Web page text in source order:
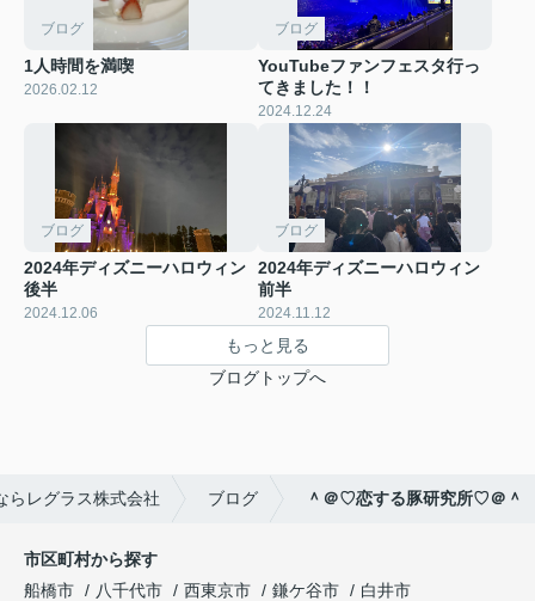
ブログ
1人時間を満喫
2026.02.12
ブログ
YouTubeファンフェスタ行っ
てきました！！
2024.12.24
ブログ
2024年ディズニーハロウィン
後半
2024.12.06
ブログ
2024年ディズニーハロウィン
前半
2024.11.12
もっと見る
ブログトップへ
らレグラス株式会社 ブログ ＾＠♡恋する豚研究所♡＠＾
市区町村から探す
船橋市
八千代市 西東京市 鎌ケ谷市
白井市